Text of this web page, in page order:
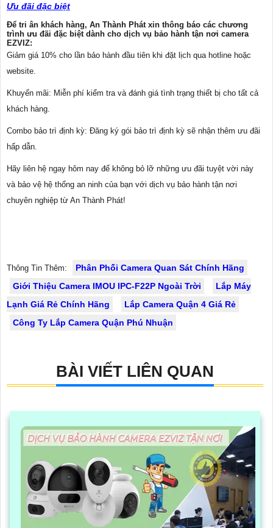
Ưu đãi đặc biệt
Để tri ân khách hàng, An Thành Phát xin thông báo các chương
trình ưu đãi đặc biệt dành cho dịch vụ bảo hành tận nơi camera
EZVIZ:
Giảm giá 10% cho lần bảo hành đầu tiên khi đặt lịch qua hotline hoặc
website.
Khuyến mãi: Miễn phí kiểm tra và đánh giá tình trạng thiết bị cho tất cả
khách hàng.
Combo bảo trì định kỳ: Đăng ký gói bảo trì định kỳ sẽ nhận thêm ưu đãi
hấp dẫn.
Hãy liên hệ ngay hôm nay để không bỏ lỡ những ưu đãi tuyệt vời này
và bảo vệ hệ thống an ninh của bạn với dịch vụ bảo hành tận nơi
chuyên nghiệp từ An Thành Phát!
Thông Tin Thêm:
Phân Phối Camera Quan Sát Chính Hãng
Giới Thiệu Camera IMOU IPC-F22P Ngoài Trời
Lắp Máy
Lạnh Giá Rẻ Chính Hãng
Lắp Camera Quận 4 Giá Rẻ
Công Ty Lắp Camera Quận Phú Nhuận
BÀI VIẾT LIÊN QUAN